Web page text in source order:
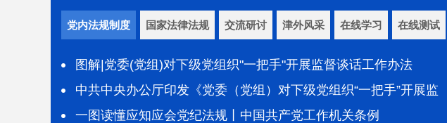
党内法规制度 国家法律法规 交流研讨 津外风采 在线学习 在线测试
图解|党委(党组)对下级党组织"一把手"开展监督谈话工作办法
中共中央办公厅印发《党委（党组）对下级党组织“一把手”开展监
督谈话工作办法》
一图读懂应知应会党纪法规丨中国共产党工作机关条例